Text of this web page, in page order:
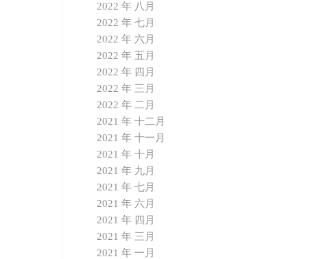
2022 年 八月
2022 年 七月
2022 年 六月
2022 年 五月
2022 年 四月
2022 年 三月
2022 年 二月
2021 年 十二月
2021 年 十一月
2021 年 十月
2021 年 九月
2021 年 七月
2021 年 六月
2021 年 四月
2021 年 三月
2021 年 一月